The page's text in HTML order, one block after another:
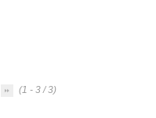
(1 - 3 / 3)